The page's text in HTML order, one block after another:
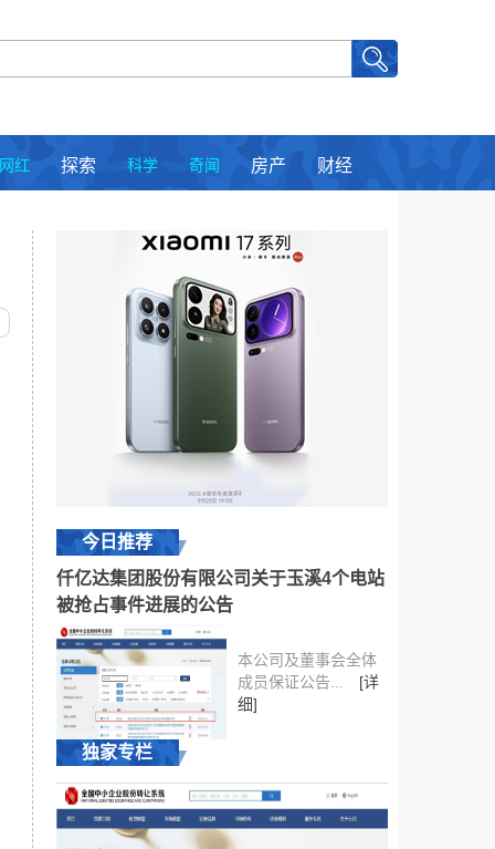
网红 探索 科学 奇闻 房产 财经
今日推荐
仟亿达集团股份有限公司关于玉溪4个电站
被抢占事件进展的公告
本公司及董事会全体
成员保证公告...
[详
细]
独家专栏